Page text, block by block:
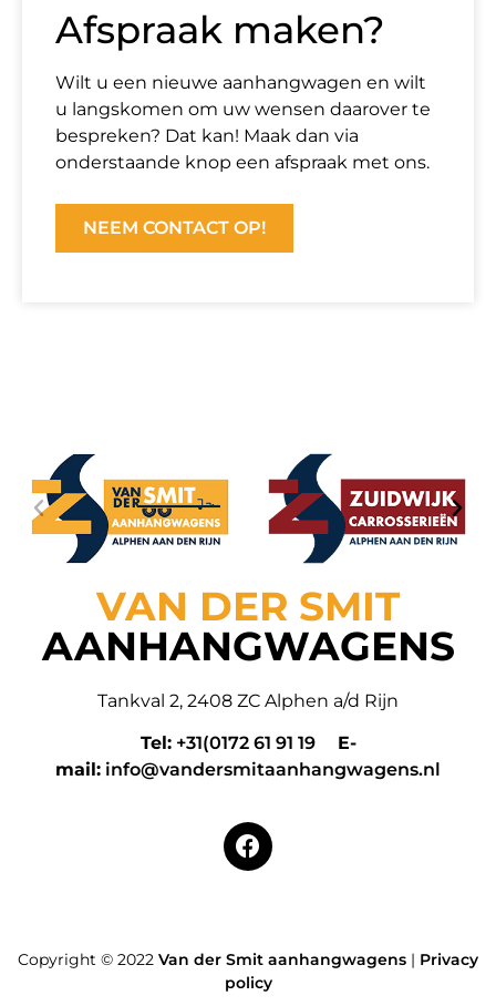
Afspraak maken?
Wilt u een nieuwe aanhangwagen en wilt
u langskomen om uw wensen daarover te
bespreken? Dat kan! Maak dan via
onderstaande knop een afspraak met ons.
NEEM CONTACT OP!
VAN DER SMIT
AANHANGWAGENS
Tankval 2, 2408 ZC Alphen a/d Rijn
Tel: +31(0172 61 91 19
E-
mail: info@vandersmitaanhangwagens.nl
Copyright © 2022 Van der Smit aanhangwagens | Privacy
policy